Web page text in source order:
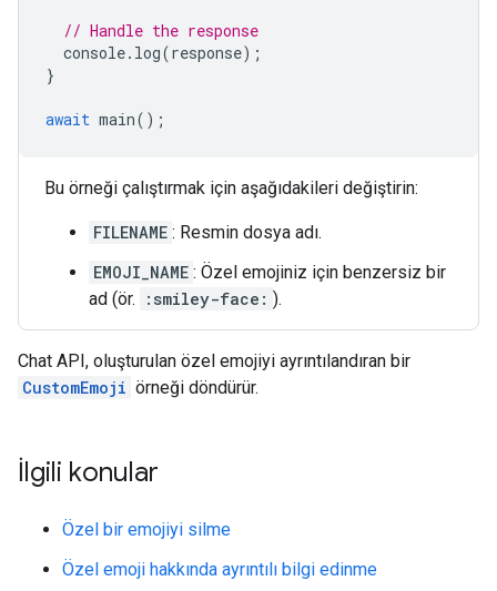
// Handle the response
console. log(response);
}
await main();
Bu örneği çalıştırmak için aşağıdakileri değiştirin:
FILENAME : Resmin dosya adı.
EMOJI_NAME : Özel emojiniz için benzersiz bir
ad (ör.
:smiley-face: ).
Chat API, oluşturulan özel emojiyi ayrıntılandıran bir
CustomEmoji örneği döndürür.
İlgili konular
Özel bir emojiyi silme
Özel emoji hakkında ayrıntılı bilgi edinme